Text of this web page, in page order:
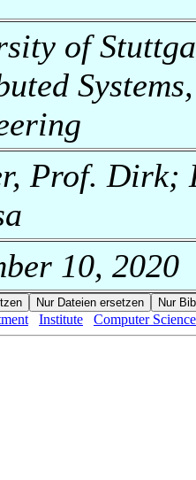
of
Prof. Dirk;
10, 2020
Institute Computer Science